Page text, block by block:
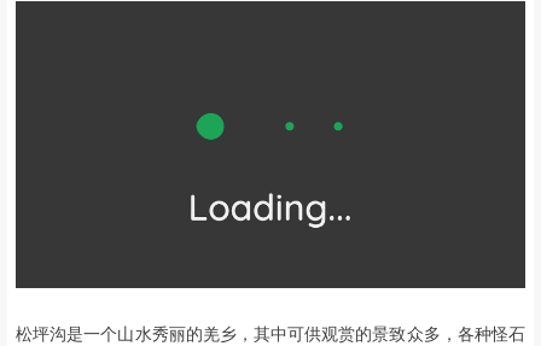
松坪沟是一个山水秀丽的羌乡，其中可供观赏的景致众多，各种怪石